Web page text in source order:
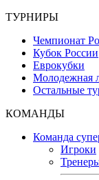
ТУРНИРЫ
Чемпионат
Кубок России
Еврокубки
Молодежная
Остальные
КОМАНДЫ
Команда
Игроки